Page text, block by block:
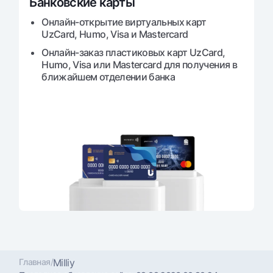
Онлайн-открытие виртуальных карт
UzCard, Humo, Visa и Mastercard
Онлайн-заказ пластиковых карт UzCard,
Humo, Visa или Mastercard для получения в
ближайшем отделении банка
Главная/Milliy